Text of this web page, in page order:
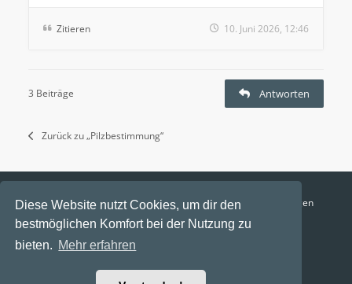
Diese Website nutzt Cookies, um dir den
bestmöglichen Komfort bei der Nutzung zu
bieten. Mehr erfahren
Zitieren 10. Juni 2026, 12:46
3 Beiträge Antworten
Zurück zu „Pilzbestimmung“
Funga Austria FAQ Datenschutz
Nutzungsbedingungen
Alle Zeiten sind UTC+02:00
Aktuelle Zeit: 6. August 2026, 23:05
Powered byphpBB® Forum Software © phpBB Limited